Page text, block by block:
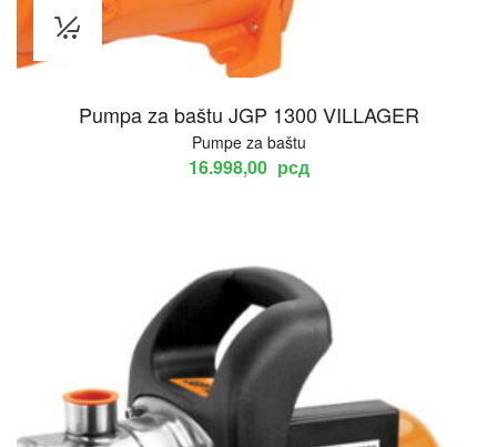
Pumpa za baštu JGP 1300 VILLAGER
Pumpe za baštu
16.998,00 рсд